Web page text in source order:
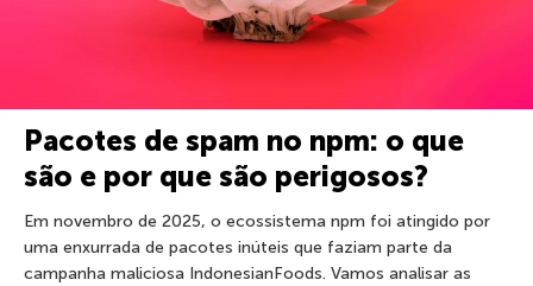
Pacotes de spam no npm: o que
são e por que são perigosos?
Em novembro de 2025, o ecossistema npm foi atingido por
uma enxurrada de pacotes inúteis que faziam parte da
campanha maliciosa IndonesianFoods. Vamos analisar as